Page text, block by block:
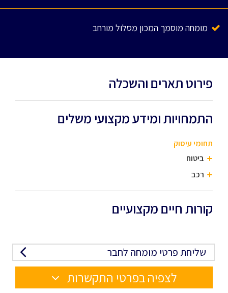
מומחה מוסמך המכון מסלול מורחב
פירוט תארים והשכלה
התמחויות ומידע מקצועי משלים
תחומי עיסוק
ביטוח
רכב
קורות חיים מקצועיים
שליחת פרטי מומחה לחבר
לצפיה בפרטי התקשרות